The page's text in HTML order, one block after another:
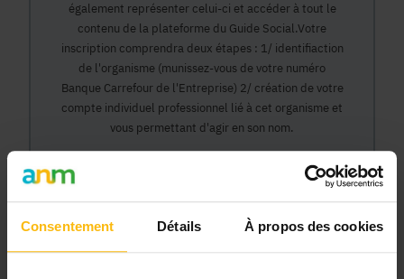
Consentement Détails À propos des cookies
également représenter celui-ci et accéder à tout le
contenu de la plateforme du Guide Social.Votre
inscription comprendra deux étapes : 1/ identifiaction
de l'organisme (munissez-vous de votre numéro
Banque Carrefour de l'Entreprise) 2/ création de votre
compte individuel professionnel lié à cet organisme et
vous permettant d'agir en son nom.